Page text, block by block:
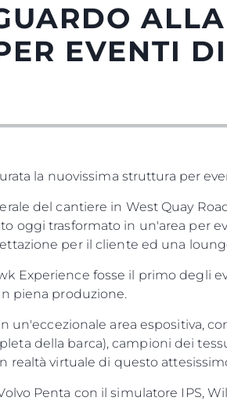
EVENTI
la nuovissima struttura per
del cantiere in West Quay
oggi trasformato in un'area per
per il cliente ed una
Experience fosse il primo degli
piena produzione.
un'eccezionale area espositiva,
della barca), campioni dei
realtà virtuale di questo
Penta con il simulatore IPS,